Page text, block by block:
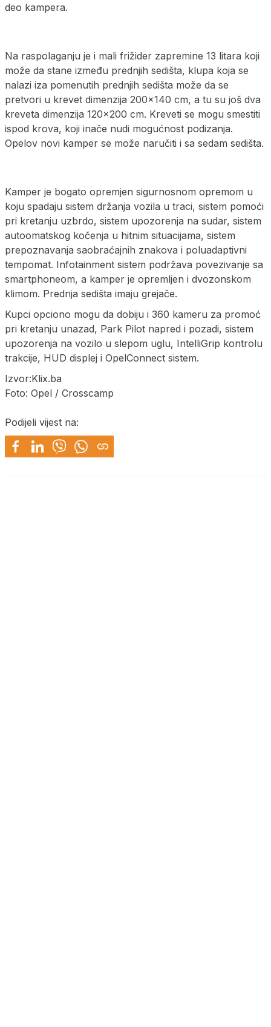
deo kampera.
Na raspolaganju je i mali frižider zapremine 13 litara koji
može da stane između prednjih sedišta, klupa koja se
nalazi iza pomenutih prednjih sedišta može da se
pretvori u krevet dimenzija 200×140 cm, a tu su još dva
kreveta dimenzija 120×200 cm. Kreveti se mogu smestiti
ispod krova, koji inače nudi mogućnost podizanja.
Opelov novi kamper se može naručiti i sa sedam sedišta.
Kamper je bogato opremjen sigurnosnom opremom u
koju spadaju sistem držanja vozila u traci, sistem pomoći
pri kretanju uzbrdo, sistem upozorenja na sudar, sistem
autoomatskog kočenja u hitnim situacijama, sistem
prepoznavanja saobraćajnih znakova i poluadaptivni
tempomat. Infotainment sistem podržava povezivanje sa
smartphoneom, a kamper je opremljen i dvozonskom
klimom. Prednja sedišta imaju grejače.
Kupci opciono mogu da dobiju i 360 kameru za promoć
pri kretanju unazad, Park Pilot napred i pozadi, sistem
upozorenja na vozilo u slepom uglu, IntelliGrip kontrolu
trakcije, HUD displej i OpelConnect sistem.
Izvor:Klix.ba
Foto: Opel / Crosscamp
Podijeli vijest na: